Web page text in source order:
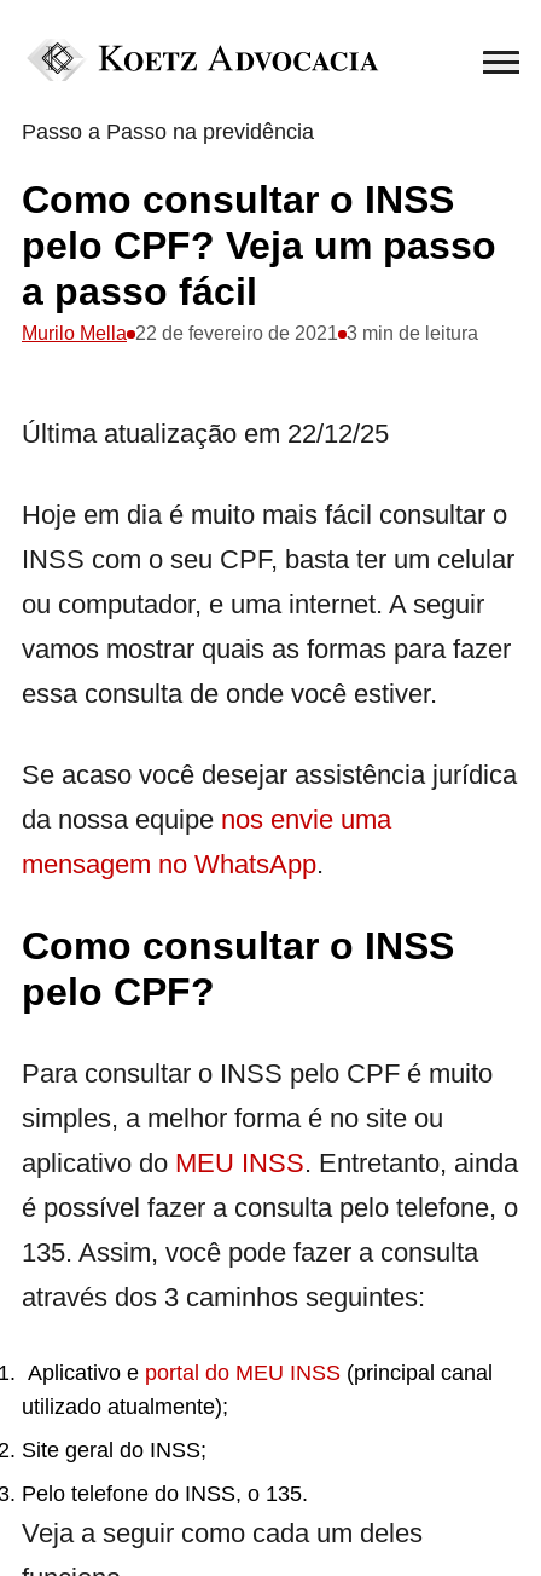
Passo a Passo na previdência
Como consultar o INSS
pelo CPF? Veja um passo
a passo fácil
Murilo Mella 22 de fevereiro de 2021 3 min de leitura
Última atualização em 22/12/25
Hoje em dia é muito mais fácil consultar o
INSS com o seu CPF, basta ter um celular
ou computador, e uma internet. A seguir
vamos mostrar quais as formas para fazer
essa consulta de onde você estiver.
Se acaso você desejar assistência jurídica
da nossa equipe nos envie uma
mensagem no WhatsApp.
Como consultar o INSS
pelo CPF?
Para consultar o INSS pelo CPF é muito
simples, a melhor forma é no site ou
aplicativo do MEU INSS. Entretanto, ainda
é possível fazer a consulta pelo telefone, o
135. Assim, você pode fazer a consulta
através dos 3 caminhos seguintes:
Aplicativo e portal do MEU INSS (principal canal
utilizado atualmente);
Site geral do INSS;
Pelo telefone do INSS, o 135.
Veja a seguir como cada um deles